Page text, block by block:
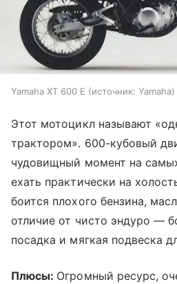
Yamaha XT 600 E источник: Yamaha
Этот мотоцикл называют
трактором». 600-кубовый
чудовищный момент на
ехать практически на
боится плохого бензина,
отличие от чисто эндуро —
посадка и мягкая подвеска
Плюсы: Огромный ресурс,